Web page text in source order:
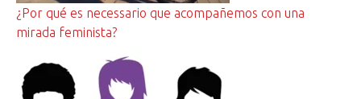
¿Por qué es necessario que acompañemos con una
mirada feminista?